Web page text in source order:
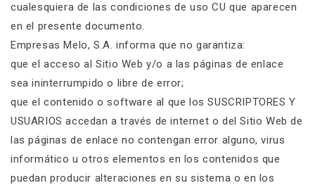
cualesquiera de las condiciones de uso CU que aparecen
en el presente documento.
Empresas Melo, S.A. informa que no garantiza:
que el acceso al Sitio Web y/o a las páginas de enlace
sea ininterrumpido o libre de error;
que el contenido o software al que los SUSCRIPTORES Y
USUARIOS accedan a través de internet o del Sitio Web de
las páginas de enlace no contengan error alguno, virus
informático u otros elementos en los contenidos que
puedan producir alteraciones en su sistema o en los